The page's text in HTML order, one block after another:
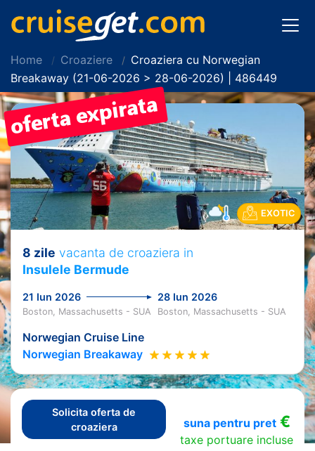
Home Croaziere
Croaziera cu Norwegian
Breakaway (21-06-2026 > 28-06-2026) | 486449
EXOTIC
8 zile vacanta de croaziera in
Insulele Bermude
21 Iun 2026 28 Iun 2026
Boston, Massachusetts - SUA Boston, Massachusetts - SUA
Norwegian Cruise Line
Norwegian Breakaway
Solicita oferta de
croaziera
suna pentru pret€
taxe portuare incluse